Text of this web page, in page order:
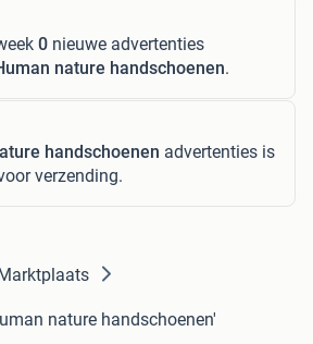
0 nieuwe advertenties
nature handschoenen.
handschoenen advertenties is
verzending.
nature handschoenen'